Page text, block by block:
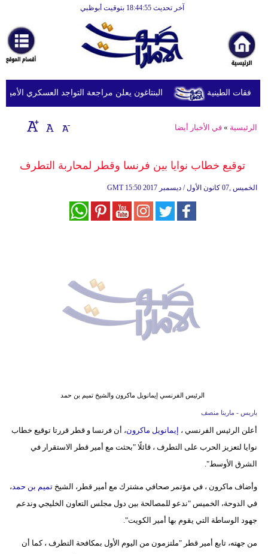
آخر تحديث 18:44:55 بتوقيت أبوظبي
أخبارعاجلة
رياضة
ثقافة
إقتصاد
وموسيقى
أزياء
إسلامية
وتكنولوجيا
مدوَّنات
البنتاغون يعلن مراجعة التواجد العسكري
الرئيسية »في الأخبار أيضا
توقيع خطاب نوايا بين فرنسا وقطر لمحاربة التطرف
GMT 15:50 2017 الخميس ,07 كانون الأول / ديسمبر
الرئيس الفرنسي إيمانويل ماكرون والشيخ تميم بن حمد
باريس - مارينا منصف
أعلن الرئيس الفرنسي ، إيمانويل ماكرون، أن فرنسا و قطر قررتا توقيع خطاب
نوايا لتعزيز الحرب على التطرف ، قائلًا "بحثت مع أمير قطر الاستقرار في
الشرق الأوسط".
وأضاف ماكرون ، في مؤتمر صحافي مشترك مع أمير قطر، الشيختميم بن حمد ،
في الدوحة، الخميس "ندعو للمصالحة بين دول مجلس التعاون الخليجي وندعم
جهود الوساطة التي يقوم بها أمير الكويت".
من جهته، تابع أمير قطر "ملتزمون من اليوم الأول بمكافحة التطرف ، كما أن